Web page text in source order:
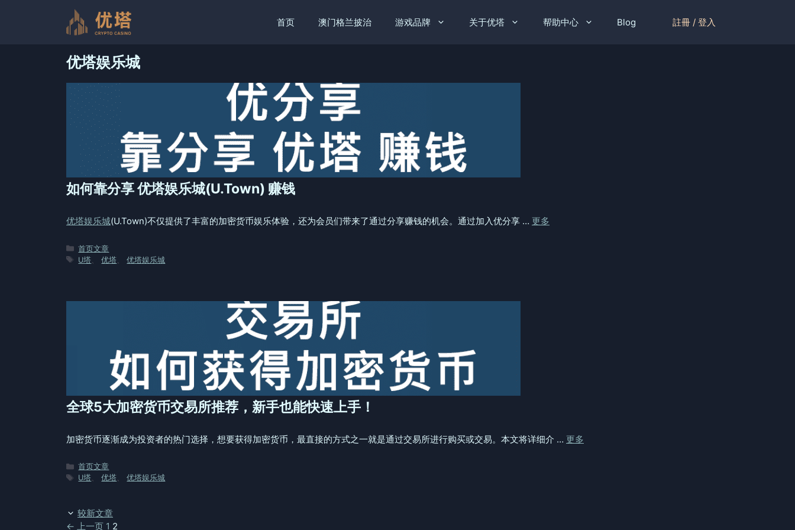
首页 澳门格兰披治 游戏品牌 关于优塔 帮助中心 Blog 註冊 / 登入
优塔娱乐城
如何靠分享 优塔娱乐城(U.Town) 赚钱
优塔娱乐城(U.Town)不仅提供了丰富的加密货币娱乐体验，还为会员们带来了通过分享赚钱的机会。通过加入优分享 … 更多
分
类
首页文章
标
U塔 、优塔 、优塔娱乐城
全球5大加密货币交易所推荐，新手也能快速上手！
加密货币逐渐成为投资者的热门选择，想要获得加密货币，最直接的方式之一就是通过交易所进行购买或交易。本文将详细介 … 更多
分
类
首页文章
标
U塔、优塔、优塔娱乐城
较新文章
← 上一页 页
1 页
2